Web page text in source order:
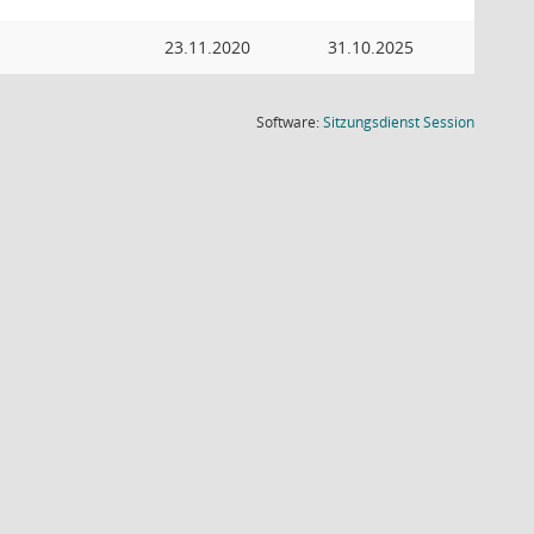
23.11.2020 31.10.2025
Software:SitzungsdienstSession(Wird in